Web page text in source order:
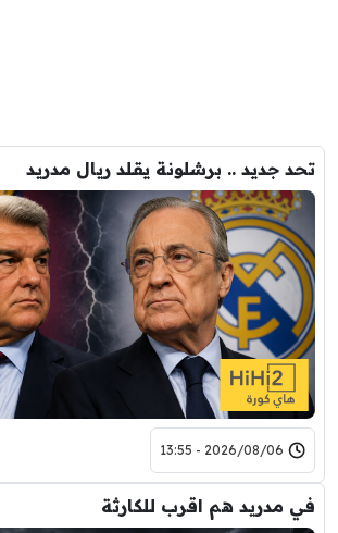
تحد جديد .. برشلونة يقلد ريال مدريد
2026/08/06 - 13:55
في مدريد هم اقرب للكارثة